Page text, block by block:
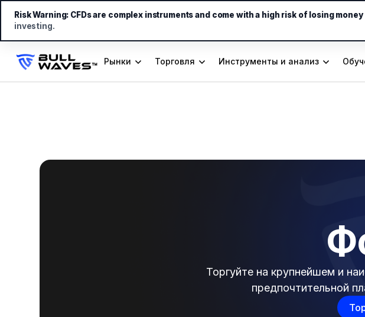
Рынки Торговля Инструменты и анализ
Торгуйте на крупнейшем и
предпочтительной
Risk Warning: CFDs are complex instruments and come with a high risk of losing
investing.